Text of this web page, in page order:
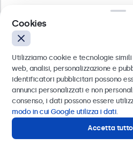
1x
USB-C
USB-A
Tramite l'adattatore da USB-C a
funzionalità touch. Inoltre deve
DisplayPort o VGA per video e audio.
Ingresso Aux (3,5mm)
Italiano
Inviare
Oppure chiamaci al
Hai bisogno di un consiglio?
Contatta i nostri esperti.
Cookies
Utilizziamo cookie e tecnologie
web, analisi, personalizzazione e
identificatori pubblicitari possono
annunci personalizzati e non
consenso, i dati possono essere
modo in cui Google utilizza i dati.
Accetta tutto